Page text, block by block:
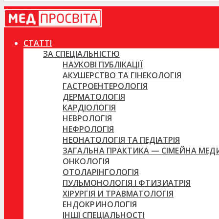
СТАТТІ
ЗА СПЕЦІАЛЬНІСТЮ
НАУКОВІ ПУБЛІКАЦІЇ
АКУШЕРСТВО ТА ГІНЕКОЛОГІЯ
ГАСТРОЕНТЕРОЛОГІЯ
ДЕРМАТОЛОГІЯ
КАРДІОЛОГІЯ
НЕВРОЛОГІЯ
НЕФРОЛОГІЯ
НЕОНАТОЛОГІЯ ТА ПЕДІАТРІЯ
ЗАГАЛЬНА ПРАКТИКА — СІМЕЙНА
ОНКОЛОГІЯ
ОТОЛАРІНГОЛОГІЯ
ПУЛЬМОНОЛОГІЯ І ФТИЗИАТРІЯ
ХІРУРГІЯ И ТРАВМАТОЛОГІЯ
ЕНДОКРИНОЛОГІЯ
ІНШІ СПЕЦІАЛЬНОСТІ